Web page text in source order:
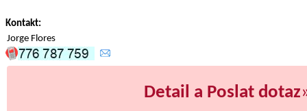
Kontakt:
Jorge Flores
Detail a Poslat dotaz